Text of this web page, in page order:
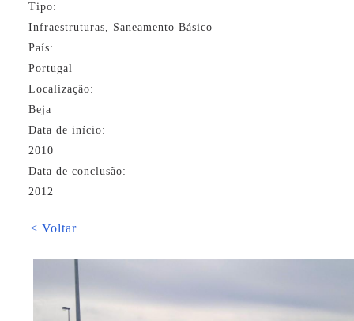
Tipo:
Infraestruturas, Saneamento Básico
País:
Portugal
Localização:
Beja
Data de início:
2010
Data de conclusão:
2012
< Voltar